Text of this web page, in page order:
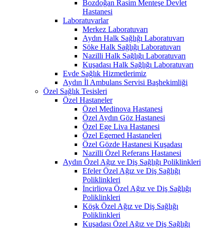
Bozdoğan Rasim Menteşe Devlet
Hastanesi
Laboratuvarlar
Merkez Laboratuvarı
Aydın Halk Sağlığı Laboratuvarı
Söke Halk Sağlığı Laboratuvarı
Nazilli Halk Sağlığı Laboratuvarı
Kuşadası Halk Sağlığı Laboratuvarı
Evde Sağlık Hizmetlerimiz
Aydın İl Ambulans Servisi Başhekimliği
Özel Sağlık Tesisleri
Özel Hastaneler
Özel Medinova Hastanesi
Özel Aydın Göz Hastanesi
Özel Ege Liva Hastanesi
Özel Egemed Hastaneleri
Özel Gözde Hastanesi Kuşadası
Nazilli Özel Referans Hastanesi
Aydın Özel Ağız ve Diş Sağlığı Poliklinkleri
Efeler Özel Ağız ve Diş Sağlığı
Poliklinkleri
İncirliova Özel Ağız ve Diş Sağlığı
Poliklinkleri
Köşk Özel Ağız ve Diş Sağlığı
Poliklinkleri
Kuşadası Özel Ağız ve Diş Sağlığı